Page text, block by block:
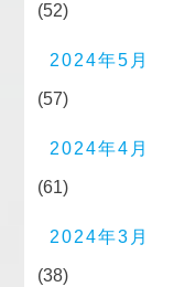
(52)
2024年5月
(57)
2024年4月
(61)
2024年3月
(38)